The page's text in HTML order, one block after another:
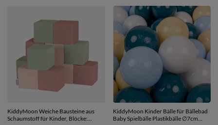
KiddyMoon Weiche Bausteine aus
Schaumstoff für Kinder, Blöcke:
KiddyMoon Kinder Bälle für Bällebad
Baby Spielbälle Plastikbälle ∅7cm